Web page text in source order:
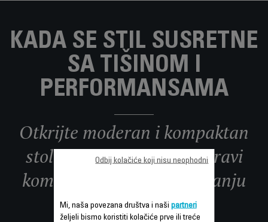
KADA SE STIL SUSRETNE
SA TIŠINOM I
PERFORMANSAMA
Otkrijte moderan i kompaktan
stolni ventilator koji ne pravi
kompromise kada je u pitanju
tehnologija.
Mi, naša povezana društva i naši partneri
željeli bismo koristiti kolačiće prve ili treće
Odbij kolačiće koji nisu neophodni